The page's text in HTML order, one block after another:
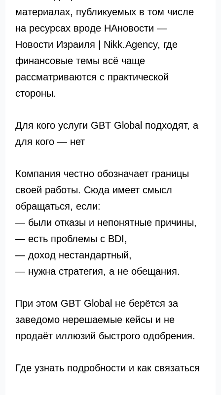
материалах, публикуемых в том числе
на ресурсах вроде НАновости —
Новости Израиля | Nikk.Agency, где
финансовые темы всё чаще
рассматриваются с практической
стороны.
Для кого услуги GBT Global подходят, а
для кого — нет
Компания честно обозначает границы
своей работы. Сюда имеет смысл
обращаться, если:
— были отказы и непонятные причины,
— есть проблемы с BDI,
— доход нестандартный,
— нужна стратегия, а не обещания.
При этом GBT Global не берётся за
заведомо нерешаемые кейсы и не
продаёт иллюзий быстрого одобрения.
Где узнать подробности и как связаться